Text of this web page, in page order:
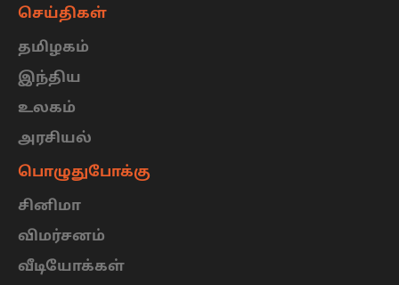
செய்திகள்
தமிழகம்
இந்திய
உலகம்
அரசியல்
பொழுதுபோக்கு
சினிமா
விமர்சனம்
வீடியோக்கள்